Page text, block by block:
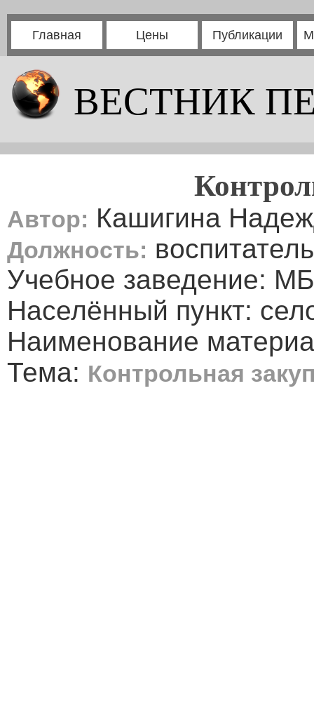
Главная Цены Публикации
ВЕСТНИК
Автор: Кашигина
Должность: воспитатель
Учебное заведение:
Населённый пункт:
Наименование
Тема: Контрольная